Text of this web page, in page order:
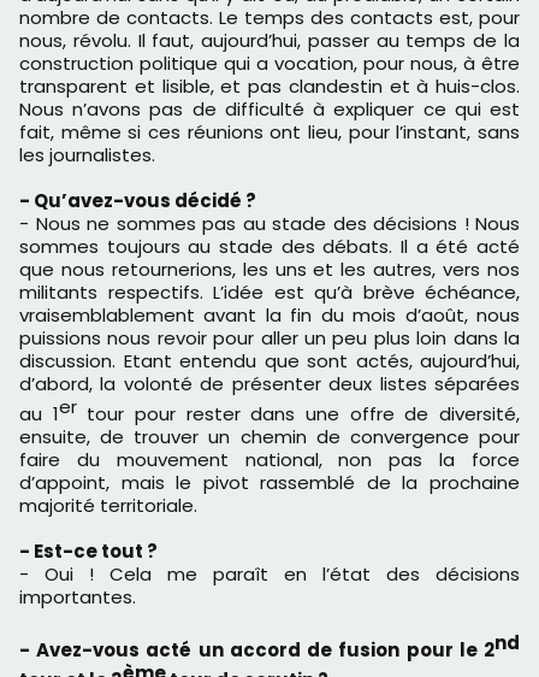
nombre de contacts. Le temps des contacts est, pour
nous, révolu. Il faut, aujourd’hui, passer au temps de la
construction politique qui a vocation, pour nous, à être
transparent et lisible, et pas clandestin et à huis-clos.
Nous n’avons pas de difficulté à expliquer ce qui est
fait, même si ces réunions ont lieu, pour l’instant, sans
les journalistes.
- Qu’avez-vous décidé ?
- Nous ne sommes pas au stade des décisions ! Nous
sommes toujours au stade des débats. Il a été acté
que nous retournerions, les uns et les autres, vers nos
militants respectifs. L’idée est qu’à brève échéance,
vraisemblablement avant la fin du mois d’août, nous
puissions nous revoir pour aller un peu plus loin dans la
discussion. Etant entendu que sont actés, aujourd’hui,
d’abord, la volonté de présenter deux listes séparées
au 1ertour pour rester dans une offre de diversité,
ensuite, de trouver un chemin de convergence pour
faire du mouvement national, non pas la force
d’appoint, mais le pivot rassemblé de la prochaine
majorité territoriale.
- Est-ce tout ?
- Oui ! Cela me paraît en l’état des décisions
importantes.
- Avez-vous acté un accord de fusion pour le 2nd